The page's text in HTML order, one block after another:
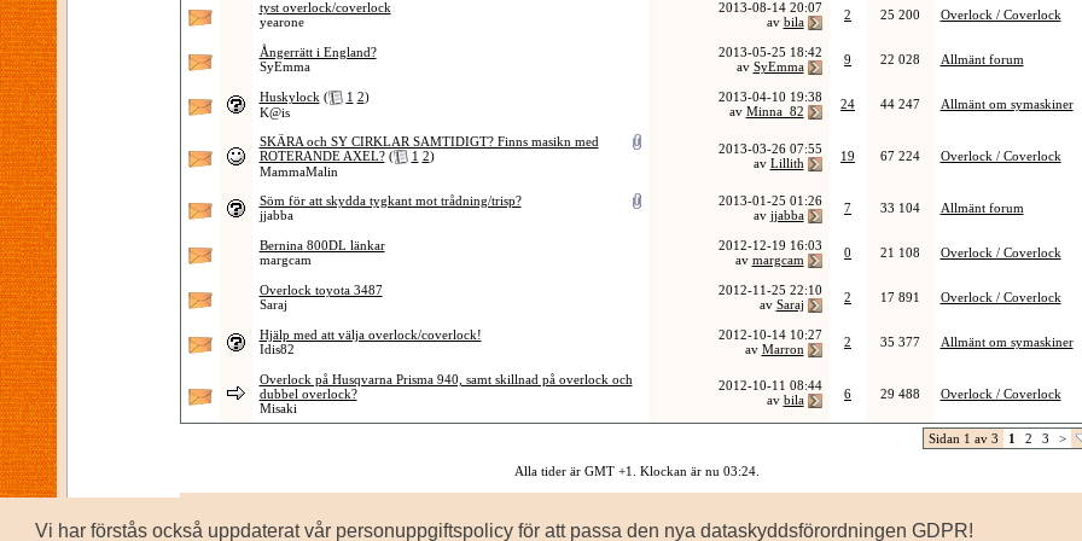
Vi har förstås också uppdaterat vår personuppgiftspolicy för att passa den nya dataskyddsförordningen GDPR!
tyst overlock/coverlock
yearone
2013-08-14 20:07
av bila 2 25 200 Overlock / Coverlock
Ångerrätt i England?
SyEmma
2013-05-25 18:42
av SyEmma 9 22 028 Allmänt forum
Huskylock ( 1 2)
K@is
2013-04-10 19:38
av Minna_82 24 44 247 Allmänt om symaskiner
SKÄRA och SY CIRKLAR SAMTIDIGT? Finns masikn med
ROTERANDE AXEL? ( 1 2)
MammaMalin
2013-03-26 07:55
av Lillith 19 67 224 Overlock / Coverlock
Söm för att skydda tygkant mot trådning/trisp?
jjabba
2013-01-25 01:26
av jjabba 7 33 104 Allmänt forum
Bernina 800DL länkar
margcam
2012-12-19 16:03
av margcam 0 21 108 Overlock / Coverlock
Overlock toyota 3487
Saraj
2012-11-25 22:10
av Saraj 2 17 891 Overlock / Coverlock
Hjälp med att välja overlock/coverlock!
Idis82
2012-10-14 10:27
av Marron 2 35 377 Allmänt om symaskiner
Overlock på Husqvarna Prisma 940, samt skillnad på overlock och
dubbel overlock?
Misaki
2012-10-11 08:44
av bila 6 29 488 Overlock / Coverlock
Sidan 1 av 3 1 2 3 >
Alla tider är GMT +1. Klockan är nu 03:24